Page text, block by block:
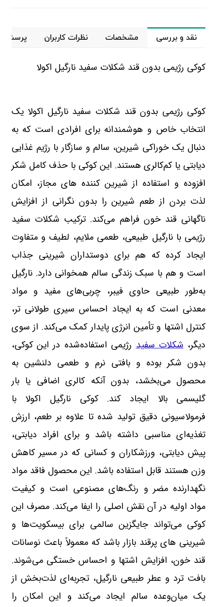
نقد و بررسی مشخصات نظرات کاربران پرسش
کوکی رژیمی بدون قند شکلات سفید نارگیل اکولا
کوکی رژیمی بدون قند شکلات سفید نارگیل اکولا یک
انتخاب خاص و هوشمندانه برای افرادی است که به
دنبال یک خوراکی شیرین، سالم و سازگار با رژیم غذایی
دیابتی یا کم‌کالری هستند. این کوکی با حذف کامل شکر
افزوده و استفاده از شیرین‌ کننده‌ های مجاز، امکان
لذت بردن از طعم شیرین را بدون نگرانی از افزایش
ناگهانی قند خون فراهم می‌کند. ترکیب شکلات سفید
رژیمی با نارگیل طبیعی، طعمی ملایم، لطیف و متفاوت
ایجاد کرده که هم برای دوستداران شیرینی جذاب
است و هم با سبک زندگی سالم همخوانی دارد. نارگیل
به‌طور طبیعی حاوی فیبر، چربی‌های مفید و مواد
معدنی است که به ایجاد احساس سیری طولانی ‌تر،
کنترل اشتها و تأمین انرژی پایدار کمک می‌کند. از سوی
دیگر،شکلات سفیدرژیمی استفاده‌شده در این کوکی،
بدون شکر بوده و بافتی نرم و طعمی دلنشین به
محصول می‌بخشد، بدون آنکه کالری اضافی یا بار
گلیسمی بالا ایجاد کند. کوکی نارگیل اکولا با
فرمولاسیونی دقیق تولید شده تا علاوه بر طعم، ارزش
تغذیه‌ای مناسبی داشته باشد و برای افراد دیابتی،
پیش‌ دیابتی، ورزشکاران و کسانی که در مسیر کاهش
وزن هستند قابل استفاده باشد. این محصول فاقد مواد
نگهدارنده مضر و رنگ‌های مصنوعی است و کیفیت
مواد اولیه در آن نقش اصلی را ایفا می‌کند. مصرف این
کوکی می‌تواند جایگزین سالمی برای بیسکویت‌ها و
شیرینی‌ های پرقند بازار باشد که معمولاً باعث نوسانات
قند خون، افزایش اشتها و احساس خستگی می‌شوند.
بافت ترد و عطر طبیعی نارگیل، تجربه‌ای لذت‌بخش از
یک میان‌وعده سالم ایجاد می‌کند و این امکان را